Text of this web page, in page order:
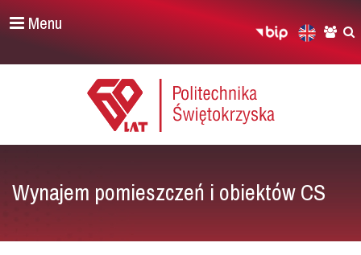
Menu
Wynajem pomieszczeń i obiektów CS